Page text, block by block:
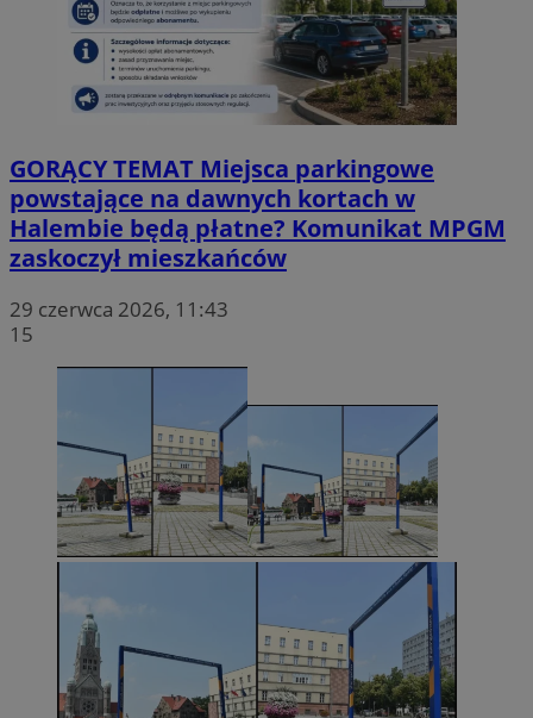
GORĄCY TEMAT Miejsca parkingowe
powstające na dawnych kortach w
Halembie będą płatne? Komunikat MPGM
zaskoczył mieszkańców
29 czerwca 2026, 11:43
15